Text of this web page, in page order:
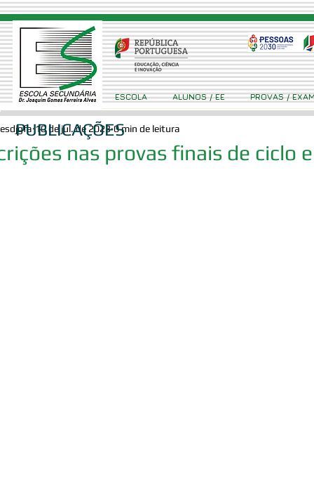
nas provas finais de ciclo
esdjgfa 10 de jul. de 2023 0 min de leitura
PUBLICAÇÕES
ESCOLA ALUNOS / EE PROVAS /